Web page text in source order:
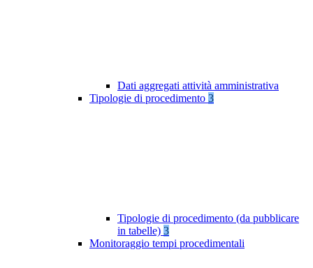
Dati aggregati attività amministrativa
Tipologie di procedimento 3
Tipologie di procedimento (da pubblicare
in tabelle) 3
Monitoraggio tempi procedimentali